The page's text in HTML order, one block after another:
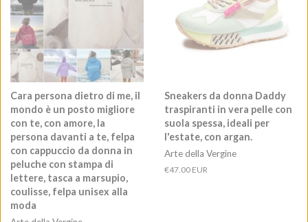
Cara persona dietro di me, il
mondo è un posto migliore
con te, con amore, la
persona davanti a te, felpa
con cappuccio da donna in
peluche con stampa di
lettere, tasca a marsupio,
coulisse, felpa unisex alla
moda
Sneakers da donna Daddy
traspiranti in vera pelle con
suola spessa, ideali per
l'estate, con argan.
Arte della Vergine
Prezzo
€47.00 EUR